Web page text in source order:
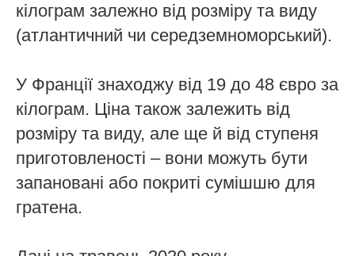
кілограм залежно від розміру та виду
(атлантичний чи середземноморський).
У Франції знаходжу від 19 до 48 євро за
кілограм. Ціна також залежить від
розміру та виду, але ще й від ступеня
приготовленості – вони можуть бути
запановані або покриті сумішшю для
гратена.